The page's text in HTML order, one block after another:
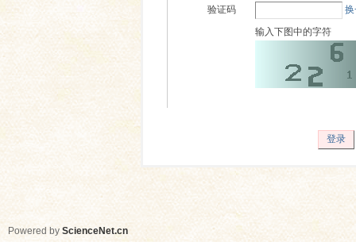
验证码
输入下图中的字符
登录
Powered by ScienceNet.cn